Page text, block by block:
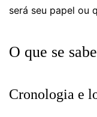
será seu papel ou
O que se
Cronologia e